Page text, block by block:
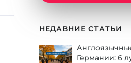
НЕДАВНИЕ СТАТЬИ
Германии: 6